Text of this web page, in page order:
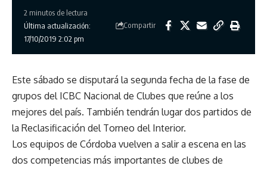
Última actualización:
17/10/2019 2:02 pm
2 minutos de lectura
Compartir
Este sábado se disputará la segunda fecha de la fase de
grupos del ICBC Nacional de Clubes que reúne a los
mejores del país. También tendrán lugar dos partidos de
la Reclasificación del Torneo del Interior.
Los equipos de Córdoba vuelven a salir a escena en las
dos competencias más importantes de clubes de